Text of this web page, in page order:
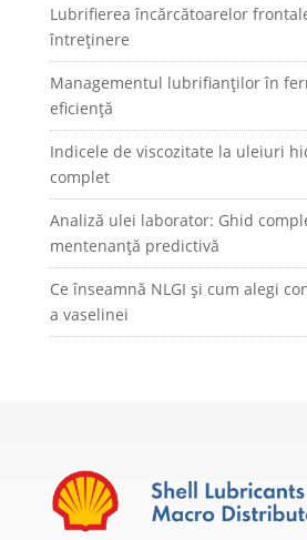
Lubrifierea încărcătoarelor
întreținere
Managementul lubrifianților în
eficiență
Indicele de viscozitate la uleiuri
complet
Analiză ulei laborator: Ghid
mentenanță predictivă
Ce înseamnă NLGI și cum alegi
a vaselinei